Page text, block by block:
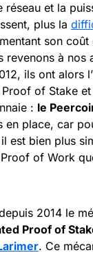
réseau et la
plus la
son coût
revenons à nos
ils ont alors
Proof of Stake
: le
en place, car
est bien plus
of Work
2014 le
Proof of
. Ce